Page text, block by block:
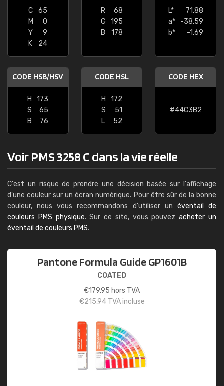
C
65
M
0
Y
9
K
24
R
68
G
195
B
178
L*
71.88
a*
-38.59
b*
-1.69
CODE HSB/HSV
H
173
S
65
B
76
CODE HSL
H
172
S
51
L
52
CODE HEX
#44C3B2
Voir PMS 3258 C dans la vie réelle
C'est un risque de prendre une décision basée sur l'affichage
d'une couleur sur un écran numérique. Pour être sûr de la bonne
couleur, nous vous recommandons d'utiliser un éventail de
couleurs PMS physique. Sur ce site, vous pouvezacheter un
éventail de couleurs PMS.
Pantone Formula Guide GP1601B
COATED
€179,95 hors TVA
€215,94TVA incluse